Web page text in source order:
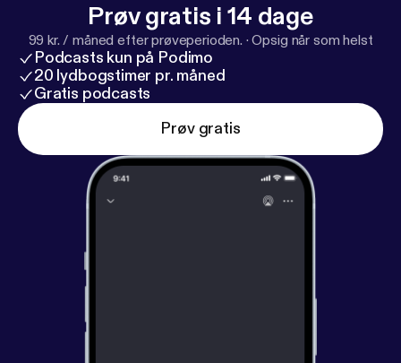
Prøv gratis i 14 dage
99 kr. / måned efter prøveperioden. ·Opsig når som helst
Podcasts kun på Podimo
20 lydbogstimer pr. måned
Gratis podcasts
Prøv gratis